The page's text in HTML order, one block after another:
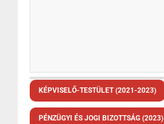
KÉPVISELŐ-TESTÜLET (2021-2023)
PÉNZÜGYI ÉS JOGI BIZOTTSÁG (2023)